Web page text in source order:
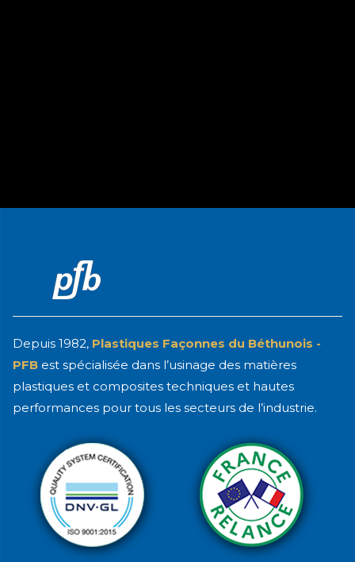
Depuis 1982, Plastiques Façonnes du Béthunois -
PFB est spécialisée dans l’usinage des matières
plastiques et composites techniques et hautes
performances pour tous les secteurs de l’industrie.